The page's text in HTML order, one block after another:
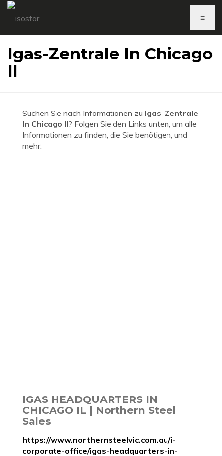
≡
Igas-Zentrale In Chicago
Il
Suchen Sie nach Informationen zu Igas-Zentrale
In Chicago Il? Folgen Sie den Links unten, um alle
Informationen zu finden, die Sie benötigen, und
mehr.
IGAS HEADQUARTERS IN
CHICAGO IL | Northern Steel
Sales
https://www.northernsteelvic.com.au/i-
corporate-office/igas-headquarters-in-